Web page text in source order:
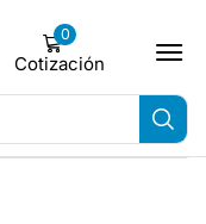
0
Cotización